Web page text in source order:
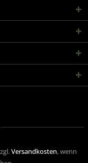
Versandkosten, wenn